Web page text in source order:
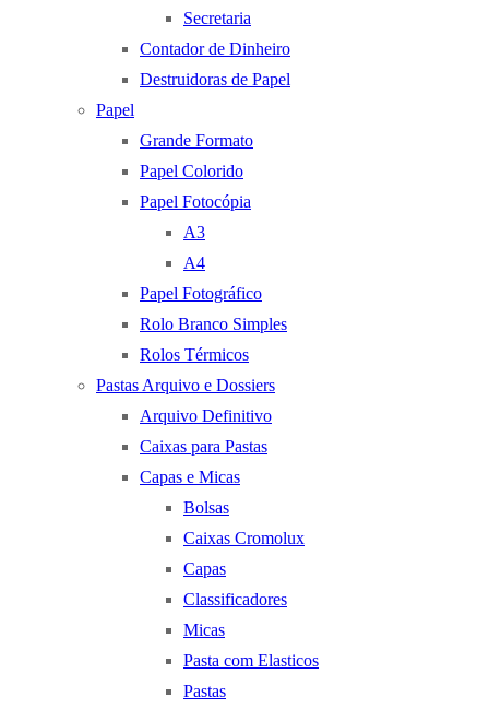
Secretaria
Contador de Dinheiro
Destruidoras de Papel
Papel
Grande Formato
Papel Colorido
Papel Fotocópia
A3
A4
Papel Fotográfico
Rolo Branco Simples
Rolos Térmicos
Pastas Arquivo e Dossiers
Arquivo Definitivo
Caixas para Pastas
Capas e Micas
Bolsas
Caixas Cromolux
Capas
Classificadores
Micas
Pasta com Elasticos
Pastas